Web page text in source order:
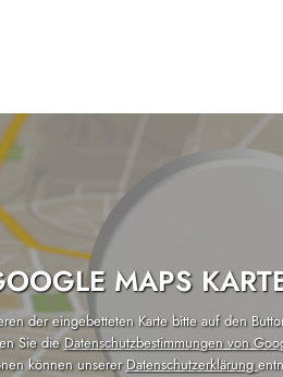
MAPS
der eingebetteten Karte bitte auf den
Sie dieDatenschutzbestimmungen von
können unsererDatenschutzerklärung